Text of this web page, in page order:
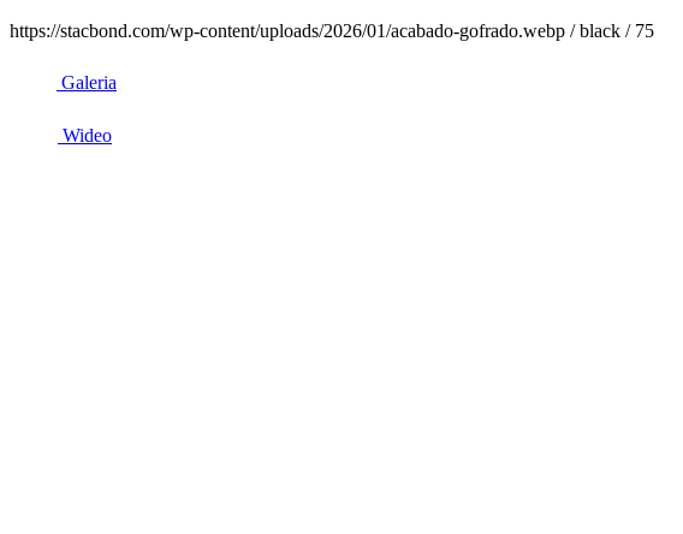
https://stacbond.com/wp-content/uploads/2026/01/acabado-gofrado.webp / black / 75
Galeria
Wideo